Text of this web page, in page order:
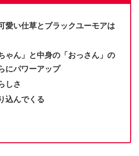
愛い仕草とブラックユーモアは
ゃん」と中身の「おっさん」の
にパワーアップ
しさ
込んでくる